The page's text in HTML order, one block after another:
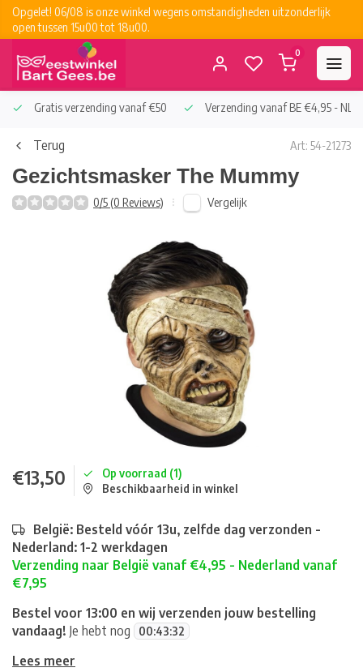
Opgelet! 06/08 is onze winkel wegens omstandigheden uitzonderlijk
open tussen 15u00 tot 18u00.
0
Gratis verzending vanaf €50 Verzending vanaf BE €4,95 - NL
Terug Art: 54-21273
Gezichtsmasker The Mummy
0/5 (0 Reviews) Vergelijk
€13,50
Op voorraad (1)
Beschikbaarheid in winkel
België: Besteld vóór 13u, zelfde dag verzonden -
Nederland: 1-2 werkdagen
Verzending naar België vanaf €4,95 - Nederland vanaf
€7,95
Bestel voor 13:00 en wij verzenden jouw bestelling
vandaag! Je hebt nog 00:43:32
Lees meer